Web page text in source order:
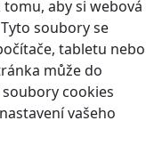
aby si webová
soubory se
tabletu nebo
může do
cookies
vašeho